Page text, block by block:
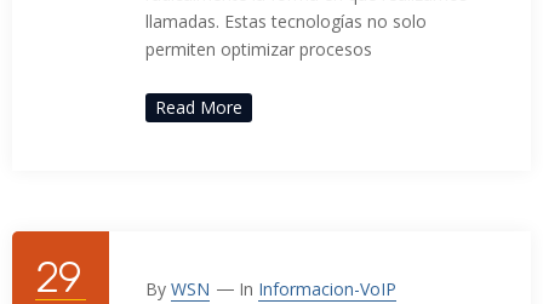
llamadas. Estas tecnologías no solo
permiten optimizar procesos
Read More
29 By WSN In Informacion-VoIP